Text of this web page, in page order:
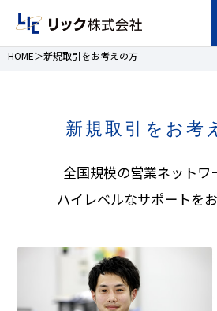
HOME 新規取引をお考えの方
新規取引をお考
全国規模の営業ネットワ
ハイレベルなサポートをお